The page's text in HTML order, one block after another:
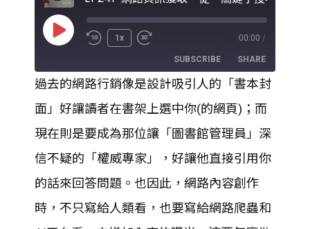
Play
1x 00:00 /
SUBSCRIBE SHARE
RSS FEED
SHARE
LINK
EMBED
過去的網路行銷像是設計吸引人的「書本封
面」好讓讀者在書架上選中你(的網頁)；而
現在則是要成為那位讓「圖書館管理員」深
信不疑的「權威專家」，好讓他直接引用你
的話來回答問題。也因此，網路內容創作
時，不只寫給人類看，也要寫給網路爬蟲和